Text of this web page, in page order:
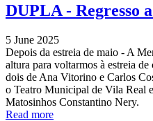
DUPLA - Regresso
5 June 2025
Depois da estreia de maio - A
altura para voltarmos à estreia
dois de Ana Vitorino e Carlos
o Teatro Municipal de Vila Real
Matosinhos Constantino Nery.
Read more